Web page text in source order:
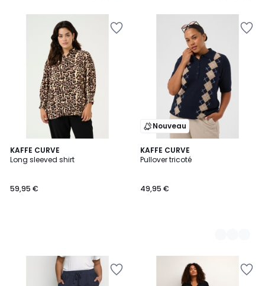
KAFFE CURVE
Long sleeved shirt
59,95 €
Nouveau
KAFFE CURVE
Pullover tricoté
49,95 €
2
Couleurs